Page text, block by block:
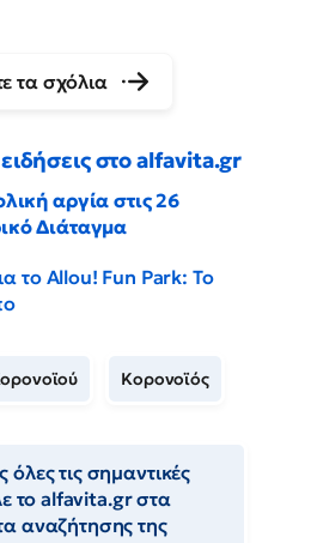
τα σχόλια
στο alfavita.gr
αργία στις 26
Διάταγμα
το Allou! Fun Park: Το
Κορονοϊός
τις σημαντικές
το alfavita.gr στα
αναζήτησης της